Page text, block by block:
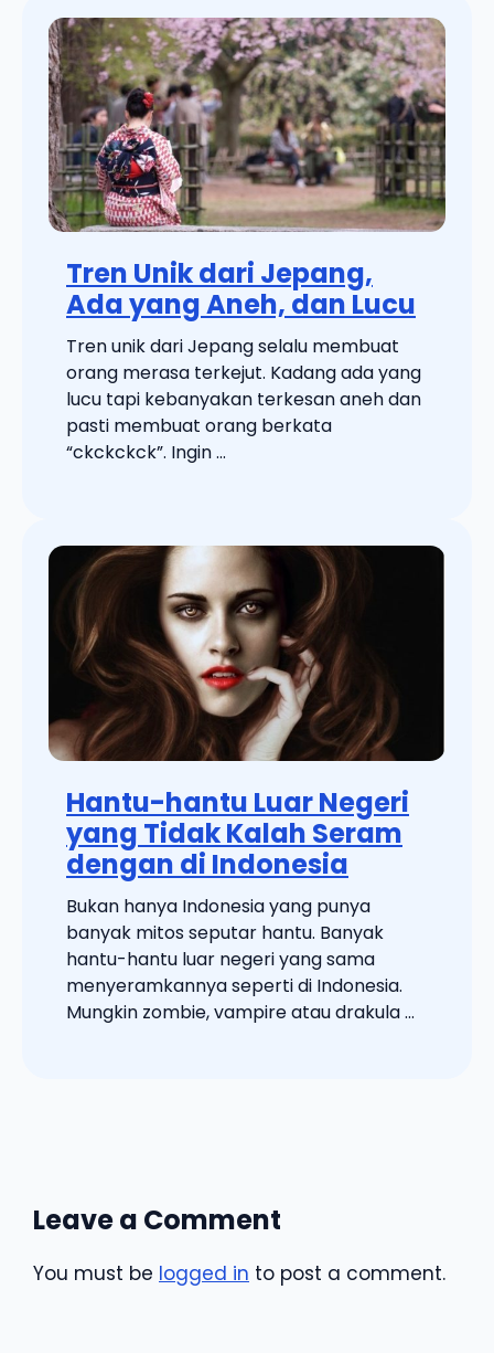
Tren Unik dari Jepang,
Ada yang Aneh, dan Lucu
Tren unik dari Jepang selalu membuat
orang merasa terkejut. Kadang ada yang
lucu tapi kebanyakan terkesan aneh dan
pasti membuat orang berkata
“ckckckck”. Ingin ...
Hantu-hantu Luar Negeri
yang Tidak Kalah Seram
dengan di Indonesia
Bukan hanya Indonesia yang punya
banyak mitos seputar hantu. Banyak
hantu-hantu luar negeri yang sama
menyeramkannya seperti di Indonesia.
Mungkin zombie, vampire atau drakula ...
Leave a Comment
You must be logged in to post a comment.